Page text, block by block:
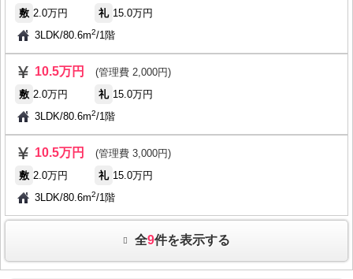
敷 2.0万円 礼 15.0万円
3LDK/80.6m2/1階
10.5万円
(管理費 2,000円)
敷 2.0万円 礼 15.0万円
3LDK/80.6m2/1階
10.5万円
(管理費 3,000円)
敷 2.0万円 礼 15.0万円
3LDK/80.6m2/1階
全9件を表示する